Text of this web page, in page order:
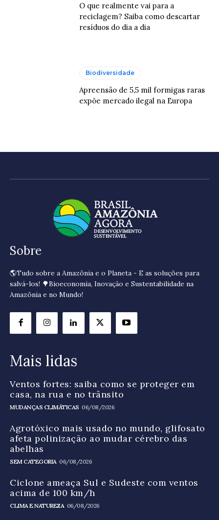
O que realmente vai para a
reciclagem? Saiba como descartar
resíduos do dia a dia
Biodiversidade
Apreensão de 5,5 mil formigas raras
expõe mercado ilegal na Europa
Sobre
🌎Tudo sobre a Amazônia e o Planeta - E as soluções para
salvá-los! 🌳Bioeconomia, Inovação e Sustentabilidade na
Amazônia e no Mundo!
Mais lidas
Ventos fortes: saiba como se proteger em
casa, na rua e no trânsito
MUDANÇAS CLIMÁTICAS 06/08/2026
Agrotóxico mais usado no mundo, glifosato
afeta polinização ao mudar cérebro das
abelhas
SEM CATEGORIA 06/08/2026
Ciclone ameaça Sul e Sudeste com ventos
acima de 100 km/h
CLIMA E NATUREZA 06/08/2026